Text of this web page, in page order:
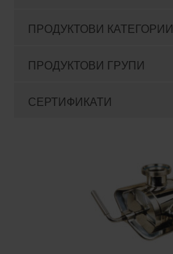
ПРОДУКТОВИ КАТЕГОРИИ
ПРОДУКТОВИ ГРУПИ
СЕРТИФИКАТИ